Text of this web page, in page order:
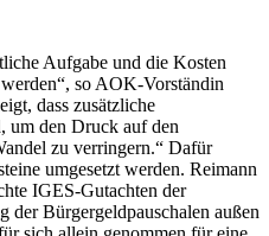
Aufgabe und die Kosten
so AOK-Vorständin
dass zusätzliche
um den Druck auf den
zu verringern.“ Dafür
umgesetzt werden. Reimann
IGES-Gutachten der
der Bürgergeldpauschalen außen